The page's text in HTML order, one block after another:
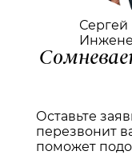
Сергей
Оставьте
перезвонит
поможет